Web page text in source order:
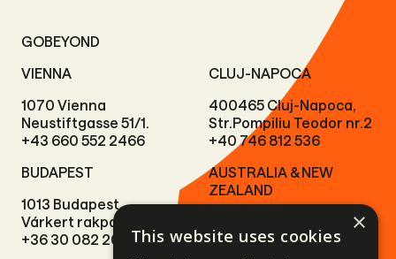
GOBEYOND
VIENNA
1070 Vienna
Neustiftgasse 51/1.
+43 660 552 2466
CLUJ-NAPOCA
400465 Cluj-Napoca,
Str.Pompiliu Teodor nr.2
+40 746 812 536
BUDAPEST
1013 Budapest
Várkert rakpart 11.
+36 30 082 2009
AUSTRALIA & NEW
ZEALAND
Level 2, 57 Shotover
×
This website uses cookies